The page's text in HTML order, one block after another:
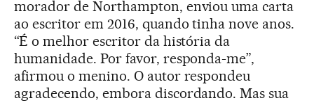
morador de Northampton, enviou uma carta
ao escritor em 2016, quando tinha nove anos.
“É o melhor escritor da história da
humanidade. Por favor, responda-me”,
afirmou o menino. O autor respondeu
agradecendo, embora discordando. Mas sua